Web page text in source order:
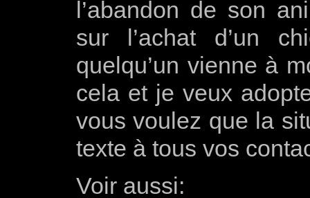
l’abandon de son
sur l’achat d’un
quelqu’un vienne à
cela et je veux
vous voulez que la
texte à tous vos
Voir aussi: